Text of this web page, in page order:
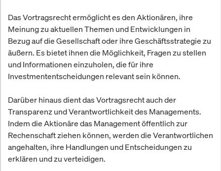
Das Vortragsrecht ermöglicht es den Aktionären, ihre
Meinung zu aktuellen Themen und Entwicklungen in
Bezug auf die Gesellschaft oder ihre Geschäftsstrategie zu
äußern. Es bietet ihnen die Möglichkeit, Fragen zu stellen
und Informationen einzuholen, die für ihre
Investmententscheidungen relevant sein können.
Darüber hinaus dient das Vortragsrecht auch der
Transparenz und Verantwortlichkeit des Managements.
Indem die Aktionäre das Management öffentlich zur
Rechenschaft ziehen können, werden die Verantwortlichen
angehalten, ihre Handlungen und Entscheidungen zu
erklären und zu verteidigen.